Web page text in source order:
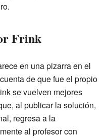
Frink
en una pizarra en el
de que fue el propio
se vuelven mejores
al publicar la solución,
regresa a la
al profesor con